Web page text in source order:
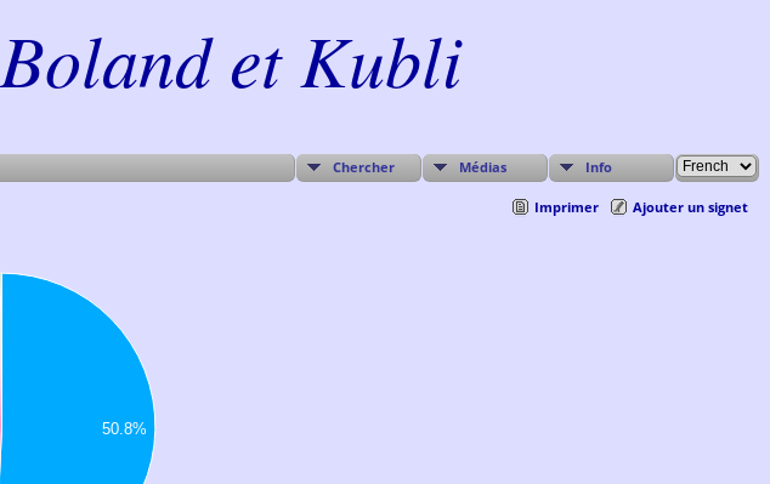
et Kubli
Chercher Médias Info
Imprimer Ajouter un signet
50.8%